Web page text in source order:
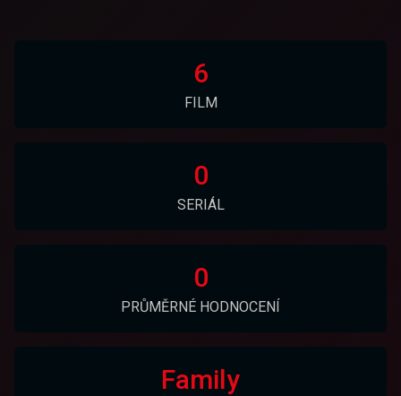
6
FILM
0
SERIÁL
0
PRŮMĚRNÉ HODNOCENÍ
Family